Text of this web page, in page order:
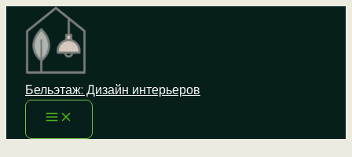
Перейти
содержимому
Бельэтаж: Дизайн интерьеров